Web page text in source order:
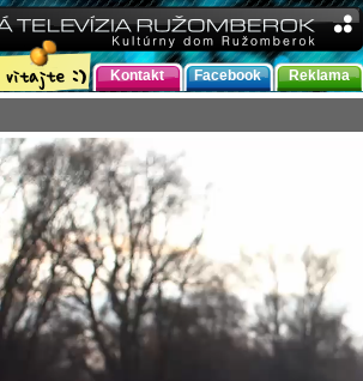
Kontakt Facebook Reklama